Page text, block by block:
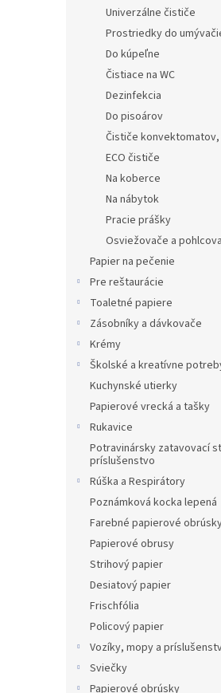
Univerzálne čističe
Prostriedky do
Do kúpeľne
Čistiace na WC
Dezinfekcia
Do pisoárov
Čističe
ECO čističe
Na koberce
Na nábytok
Pracie prášky
Osviežovače a
Papier na pečenie
Pre reštaurácie
Toaletné papiere
Zásobníky a dávkovače
Krémy
Školské a kreatívne
Kuchynské utierky
Papierové vrecká a tašky
Rukavice
Potravinársky zatavovací
príslušenstvo
Rúška a Respirátory
Poznámková kocka lepená
Farebné papierové
Papierové obrusy
Strihový papier
Desiatový papier
Frischfólia
Policový papier
Vozíky, mopy a
Sviečky
Papierové obrúsky